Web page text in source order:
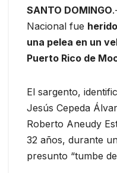
SANTO DOMINGO
Nacional fue
una pelea en un
Puerto Rico de
El sargento,
Jesús Cepeda
Roberto Aneudy
32 años, durante
presunto “tumbe